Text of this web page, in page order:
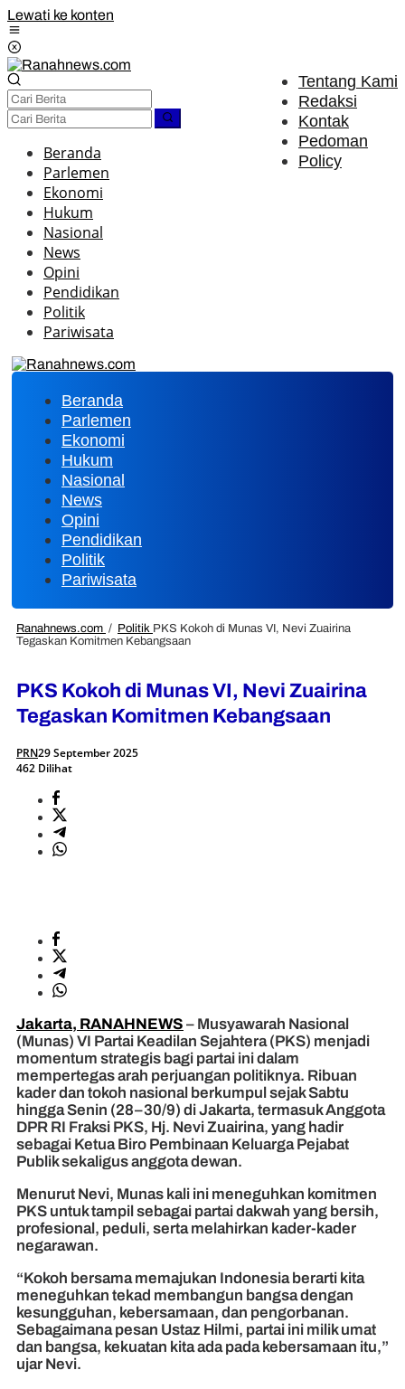
Lewati ke konten
Tentang Kami
Redaksi
Kontak
Pedoman
Policy
Beranda
Parlemen
Ekonomi
Hukum
Nasional
News
Opini
Pendidikan
Politik
Pariwisata
Beranda
Parlemen
Ekonomi
Hukum
Nasional
News
Opini
Pendidikan
Politik
Pariwisata
Ranahnews.com / Politik PKS Kokoh di Munas VI, Nevi Zuairina
Tegaskan Komitmen Kebangsaan
PKS Kokoh di Munas VI, Nevi Zuairina
Tegaskan Komitmen Kebangsaan
PRN29 September 2025
462 Dilihat
Jakarta, RANAHNEWS – Musyawarah Nasional
(Munas) VI Partai Keadilan Sejahtera (PKS) menjadi
momentum strategis bagi partai ini dalam
mempertegas arah perjuangan politiknya. Ribuan
kader dan tokoh nasional berkumpul sejak Sabtu
hingga Senin (28–30/9) di Jakarta, termasuk Anggota
DPR RI Fraksi PKS, Hj. Nevi Zuairina, yang hadir
sebagai Ketua Biro Pembinaan Keluarga Pejabat
Publik sekaligus anggota dewan.
Menurut Nevi, Munas kali ini meneguhkan komitmen
PKS untuk tampil sebagai partai dakwah yang bersih,
profesional, peduli, serta melahirkan kader-kader
negarawan.
“Kokoh bersama memajukan Indonesia berarti kita
meneguhkan tekad membangun bangsa dengan
kesungguhan, kebersamaan, dan pengorbanan.
Sebagaimana pesan Ustaz Hilmi, partai ini milik umat
dan bangsa, kekuatan kita ada pada kebersamaan itu,”
ujar Nevi.